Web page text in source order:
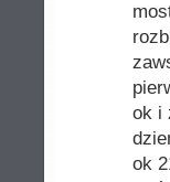
ok i
ok